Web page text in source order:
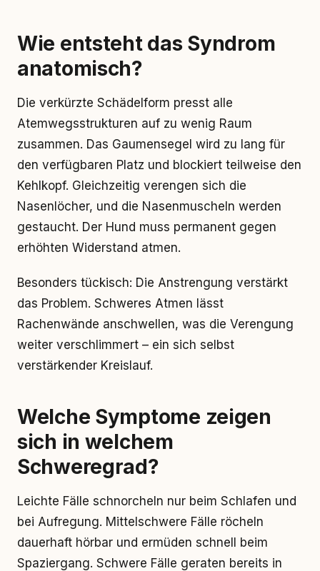
Wie entsteht das Syndrom
anatomisch?
Die verkürzte Schädelform presst alle
Atemwegsstrukturen auf zu wenig Raum
zusammen. Das Gaumensegel wird zu lang für
den verfügbaren Platz und blockiert teilweise den
Kehlkopf. Gleichzeitig verengen sich die
Nasenlöcher, und die Nasenmuscheln werden
gestaucht. Der Hund muss permanent gegen
erhöhten Widerstand atmen.
Besonders tückisch: Die Anstrengung verstärkt
das Problem. Schweres Atmen lässt
Rachenwände anschwellen, was die Verengung
weiter verschlimmert – ein sich selbst
verstärkender Kreislauf.
Welche Symptome zeigen
sich in welchem
Schweregrad?
Leichte Fälle schnorcheln nur beim Schlafen und
bei Aufregung. Mittelschwere Fälle röcheln
dauerhaft hörbar und ermüden schnell beim
Spaziergang. Schwere Fälle geraten bereits in